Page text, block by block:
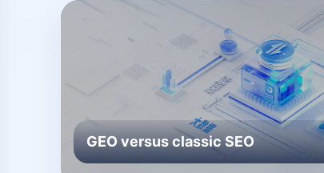
GEO versus classic SEO